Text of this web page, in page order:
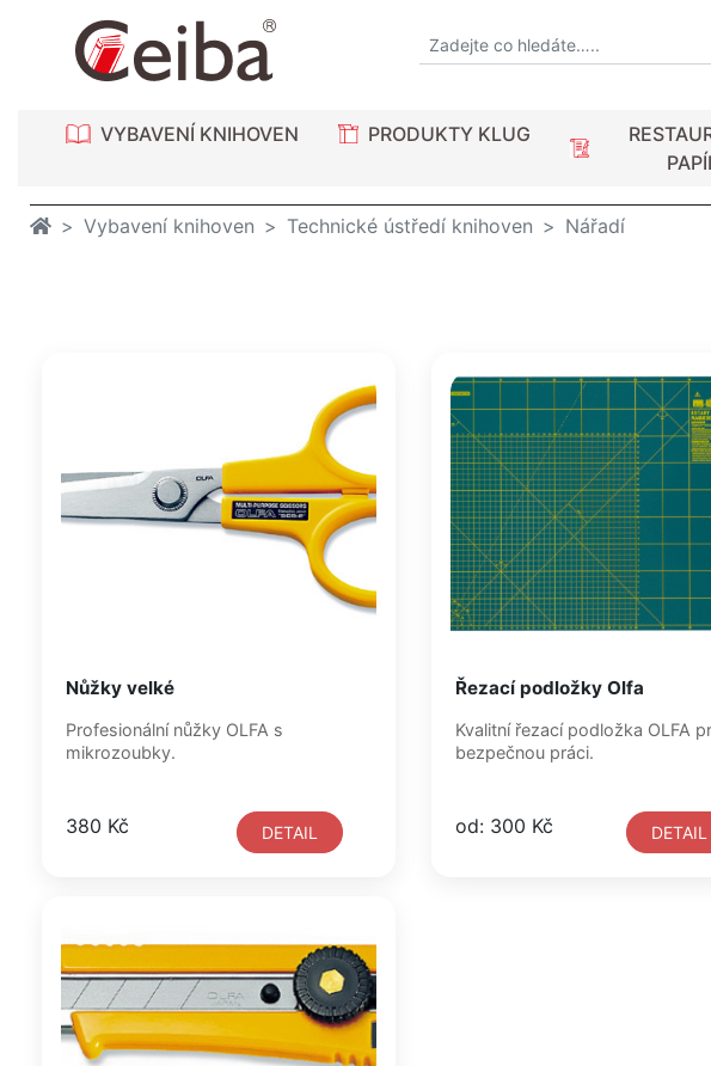
VYBAVENÍ KNIHOVEN PRODUKTY KLUG
Vybavení knihoven Technické ústředí knihoven Nářadí
Nůžky velké
Profesionální nůžky OLFA s
mikrozoubky.
380 Kč DETAIL
Řezací podložky Olfa
Kvalitní řezací podložka OLFA
bezpečnou práci.
od: 300 Kč DETAIL